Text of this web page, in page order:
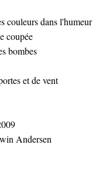
couleurs dans l'humeur
coupée
bombes
et de vent
Andersen